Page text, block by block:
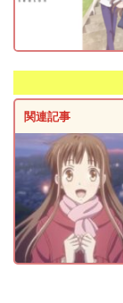
関連記事